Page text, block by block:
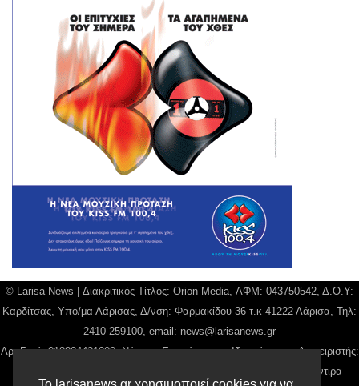
© Larisa News | Διακριτικός Τίτλος: Orion Media, ΑΦΜ: 043750542, Δ.Ο.Υ:
Καρδίτσας, Υπο/μα Λάρισας, Δ/νση: Φαρμακίδου 36 τ.κ 41222 Λάρισα, Τηλ:
2410 259100, email: news@larisanews.gr
Αρ. Γεμή: 018804431000, Νόμιμος Εκπρόσωπος, Ιδιοκτήτης και Διαχειριστής:
Παναγιώτης Φιλίππου, Διευθύντρια: Γιαννουσά Βασιλική, Διευθύντιρα